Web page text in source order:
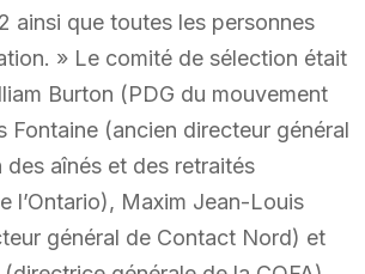
ainsi que toutes les personnes
» Le comité de sélection était
Burton (PDG du mouvement
Fontaine (ancien directeur général
des aînés et des retraités
l’Ontario), Maxim Jean-Louis
général de Contact Nord) et